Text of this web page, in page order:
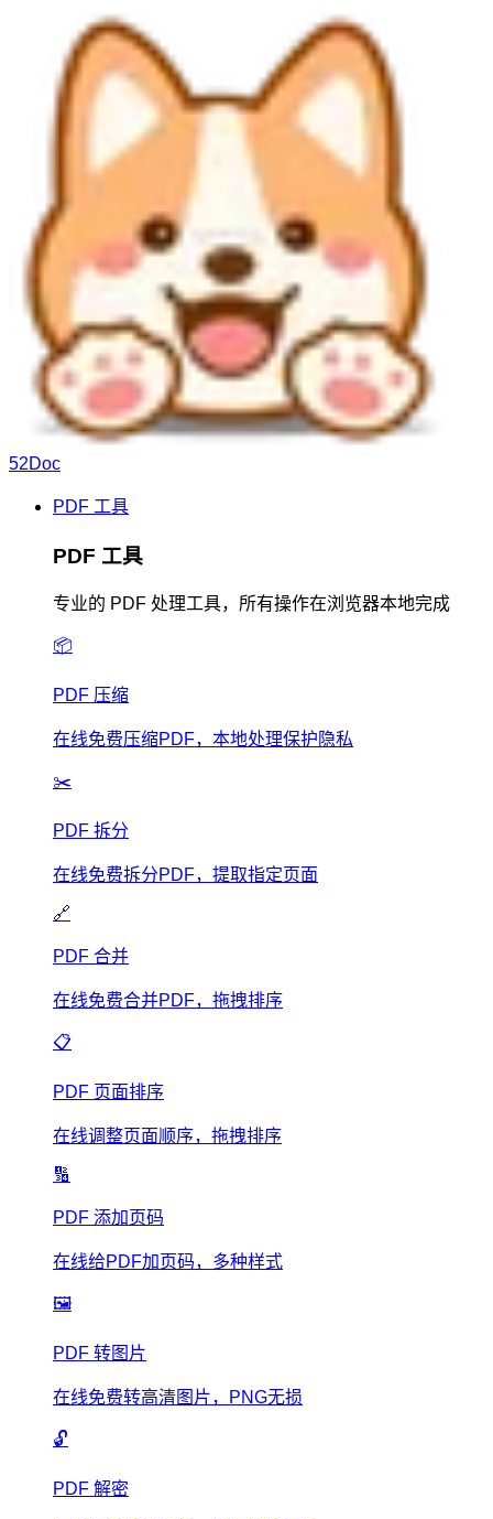
52Doc
PDF 工具
PDF 工具
专业的 PDF 处理工具，所有操作在浏览器本地完成
📦
PDF 压缩
在线免费压缩PDF，本地处理保护隐私
✂️
PDF 拆分
在线免费拆分PDF，提取指定页面
🔗
PDF 合并
在线免费合并PDF，拖拽排序
📋
PDF 页面排序
在线调整页面顺序，拖拽排序
🔢
PDF 添加页码
在线给PDF加页码，多种样式
🖼️
PDF 转图片
在线免费转高清图片，PNG无损
🔓
PDF 解密